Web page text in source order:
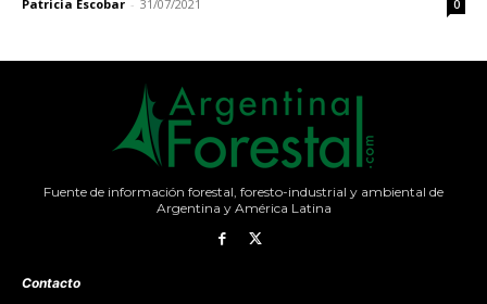
Patricia Escobar - 31/07/2021 0
Fuente de información forestal, foresto-industrial y ambiental de
Argentina y América Latina
Contacto